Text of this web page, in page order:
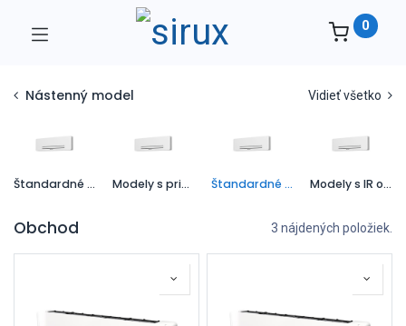
0
Nástenný model Vidieť všetko
Štandardné modely s pripojením vpravo Modely s pripojením vľavo Štandardné modely s IR ovládačom (s pripojením vpravo) Modely s IR ovládačom s ľavým pripojením
Obchod 3 nájdených položiek.